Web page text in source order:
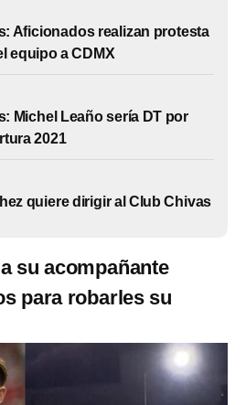
Aficionados realizan protesta
equipo a CDMX
Michel Leaño sería DT por
2021
quiere dirigir al Club Chivas
su acompañante
para robarles su